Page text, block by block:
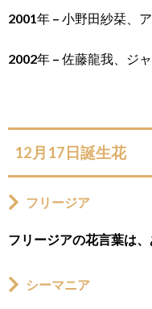
2001年 – 小野田紗栞、
2002年 – 佐藤龍我、ジ
12月17日誕生花
フリージア
フリージアの花言葉は
シーマニア